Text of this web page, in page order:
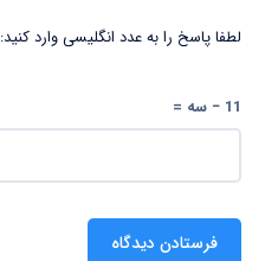
لطفا پاسخ را به عدد انگلیسی وارد کنید:
11 − سه =